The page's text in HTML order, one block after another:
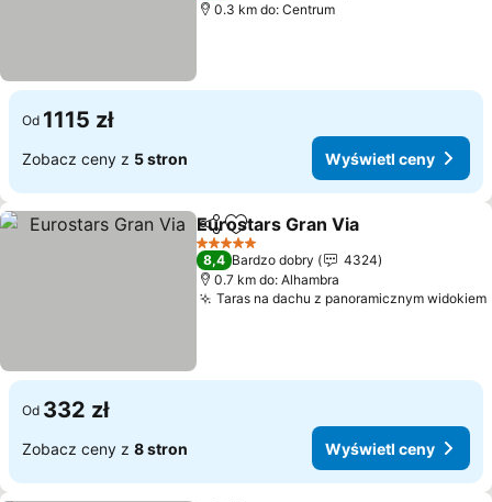
0.3 km do: Centrum
Od 1115 zł
Zobacz ceny z 5 stron Wyświetl ceny
Udostępnij
Dodaj do ulubionych
Eurostars Gran Via
5 Kategoria
8,4 Bardzo dobry
4324
0.7 km do: Alhambra
Taras na dachu z panoramicznym widokiem
Od 332 zł
Zobacz ceny z 8 stron Wyświetl ceny